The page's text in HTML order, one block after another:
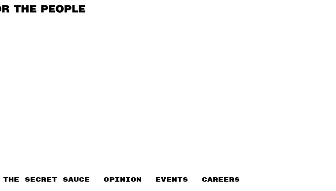
THE SECRET SAUCE​ OPINION EVENTS CAREERS